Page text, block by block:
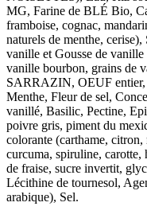
MG, Farine de BLÉ Bio,
framboise, cognac,
naturels de menthe,
vanille et Gousse de
vanille bourbon, grains de
SARRAZIN, OEUF entier,
Menthe, Fleur de sel,
vanillé, Basilic, Pectine,
poivre gris, piment du
colorante (carthame, citron,
curcuma, spiruline,
de fraise, sucre invertit,
Lécithine de tournesol,
arabique), Sel.